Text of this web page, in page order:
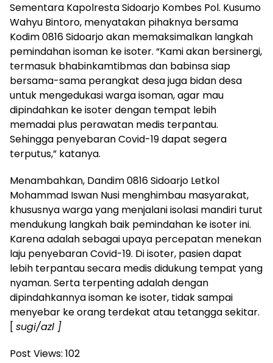
Sementara Kapolresta Sidoarjo Kombes Pol. Kusumo
Wahyu Bintoro, menyatakan pihaknya bersama
Kodim 0816 Sidoarjo akan memaksimalkan langkah
pemindahan isoman ke isoter. “Kami akan bersinergi,
termasuk bhabinkamtibmas dan babinsa siap
bersama-sama perangkat desa juga bidan desa
untuk mengedukasi warga isoman, agar mau
dipindahkan ke isoter dengan tempat lebih
memadai plus perawatan medis terpantau.
Sehingga penyebaran Covid-19 dapat segera
terputus,” katanya.
Menambahkan, Dandim 0816 Sidoarjo Letkol
Mohammad Iswan Nusi menghimbau masyarakat,
khususnya warga yang menjalani isolasi mandiri turut
mendukung langkah baik pemindahan ke isoter ini.
Karena adalah sebagai upaya percepatan menekan
laju penyebaran Covid-19. Di isoter, pasien dapat
lebih terpantau secara medis didukung tempat yang
nyaman. Serta terpenting adalah dengan
dipindahkannya isoman ke isoter, tidak sampai
menyebar ke orang terdekat atau tetangga sekitar.
[ sugi/azl ]
Post Views: 102